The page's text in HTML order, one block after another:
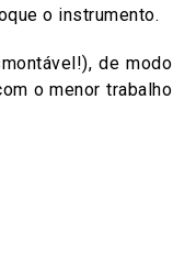
o instrumento.
de modo
o menor trabalho